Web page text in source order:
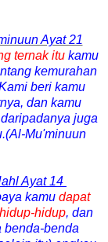
Ayat 21
ternak itu kamu
kemurahan
beri kamu
dan kamu
juga
(Al-Mu'minuun
Ayat 14
kamu dapat
hidup, dan
benda-benda